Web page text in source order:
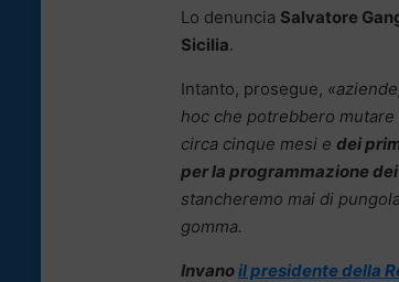
Lo denuncia Salvatore
Sicilia.
Intanto, prosegue,
hoc che potrebbero
circa cinque mesi e dei
per la programmazione
stancheremo mai di
gomma.
Invanoil presidente della